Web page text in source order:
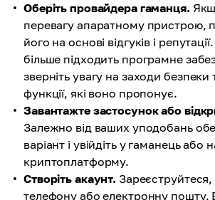
Оберіть провайдера гаманця.
перевагу апаратному пристрою,
його на основі відгуків і
більше підходить програмне
зверніть увагу на заходи безпеки
функції, які воно пропонує.
Завантажте застосунок або
Залежно від ваших уподобань
варіант і увійдіть у гаманець або
криптоплатформу.
Створіть акаунт.
телефону або електронну пошту.